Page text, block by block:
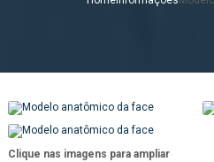
Clique nas imagens para ampliar